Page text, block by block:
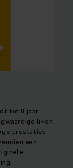
tot 8 jaar
li-ion
prestaties
een